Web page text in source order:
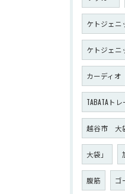
ケトジェニ
ケトジェニ
カーディオ
TABATAト
越谷市 大
大袋」
腹筋 ゴ